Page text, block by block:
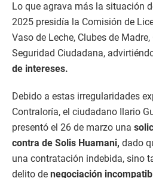
Lo que agrava más la situación
2025 presidía la Comisión de
Vaso de Leche, Clubes de
Seguridad Ciudadana,
de intereses.
Debido a estas irregularidades
Contraloría, el ciudadano Ilario
presentó el 26 de marzo una
contra de Solis Huamani, dado
una contratación indebida, sino
delito de negociación